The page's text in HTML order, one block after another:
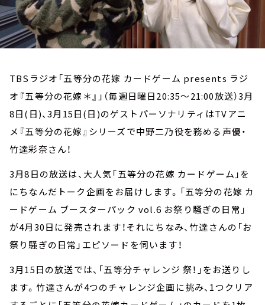
TBSラジオ「五等分の花嫁 カードゲーム presents ラジ
オ『五等分の花嫁＊』」（毎週日曜日20:35～21:00放送）3月
8日(日)、3月15日(日)のゲストパーソナリティはTVアニ
メ『五等分の花嫁』シリーズで中野二乃役を務める声優・
竹達彩奈さん！
3月8日の放送は、大人気「五等分の花嫁 カードゲーム」を
にちなんだトーク企画をお届けします。「五等分の花嫁 カ
ードゲーム ブースターパック vol.6 お祭り騒ぎの日常」
が4月30日に発売されます！それにちなみ、竹達さんの「お
祭り騒ぎの日常」エピソードを伺います！
3月15日の放送では、「五等分チャレンジ 祭！」をお送りし
ます。竹達さんが4つのチャレンジ企画に挑み、1つクリア